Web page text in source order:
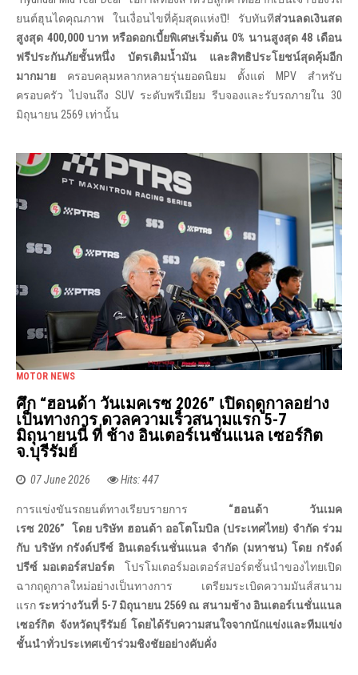
ยนต์ฮุนไดคุณภาพ ในเงื่อนไขที่คุ้มสุดแห่งปี! รับทันทีส่วนลดเงินสด
สูงสุด 400,000 บาท หรือดอกเบี้ยพิเศษเริ่มต้น 0% นานสูงสุด 48 เดือน
ฟรีประกันภัยชั้นหนึ่ง บัตรเติมน้ำมัน และสิทธิประโยชน์สุดคุ้มอีก
มากมาย ครอบคลุมหลากหลายรุ่นยอดนิยม ตั้งแต่ MPV สำหรับ
ครอบครัว ไปจนถึง SUV ระดับพรีเมียม รีบจองและรับรถภายใน 30
มิถุนายน 2569 เท่านั้น
MOTOR NEWS
ศึก “ฮอนด้า วันเมคเรซ 2026” เปิดฤดูกาลอย่าง
เป็นทางการ ดวลความเร็วสนามแรก 5-7
มิถุนายนนี้ ที่ ช้าง อินเตอร์เนชั่นแนล เซอร์กิต
จ.บุรีรัมย์
07 June 2026 Hits: 447
การแข่งขันรถยนต์ทางเรียบรายการ “ฮอนด้า วันเมค
เรซ 2026” โดยบริษัท ฮอนด้า ออโตโมบิล (ประเทศไทย) จำกัด ร่วม
กับ บริษัท กรังด์ปรีซ์ อินเตอร์เนชั่นแนล จำกัด (มหาชน) โดย กรังด์
ปรีซ์ มอเตอร์สปอร์ต โปรโมเตอร์มอเตอร์สปอร์ตชั้นนำของไทยเปิด
ฉากฤดูกาลใหม่อย่างเป็นทางการ เตรียมระเบิดความมันส์สนาม
แรก ระหว่างวันที่ 5-7 มิถุนายน 2569 ณ สนามช้าง อินเตอร์เนชั่นแนล
เซอร์กิต จังหวัดบุรีรัมย์ โดยได้รับความสนใจจากนักแข่งและทีมแข่ง
ชั้นนำทั่วประเทศเข้าร่วมชิงชัยอย่างคับคั่ง